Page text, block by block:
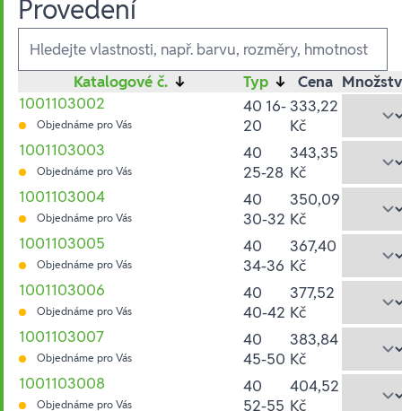
Provedení
Ausführungen
Katalogové č. ↓ Typ ↓ Cena
1001103002
Objednáme pro Vás
40 16-
20
333,22
Kč
1001103003
Objednáme pro Vás
40
25-28
343,35
Kč
1001103004
Objednáme pro Vás
40
30-32
350,09
Kč
1001103005
Objednáme pro Vás
40
34-36
367,40
Kč
1001103006
Objednáme pro Vás
40
40-42
377,52
Kč
1001103007
Objednáme pro Vás
40
45-50
383,84
Kč
1001103008
Objednáme pro Vás
40
52-55
404,52
Kč